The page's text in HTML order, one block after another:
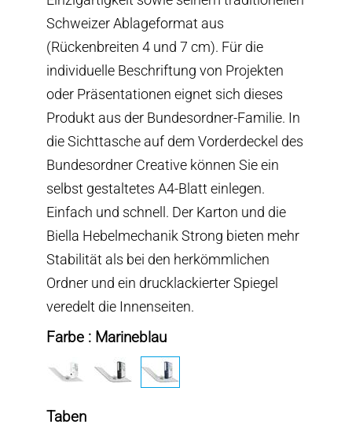
Schweizer Ablageformat aus
(Rückenbreiten 4 und 7 cm). Für die
individuelle Beschriftung von Projekten
oder Präsentationen eignet sich dieses
Produkt aus der Bundesordner-Familie. In
die Sichttasche auf dem Vorderdeckel des
Bundesordner Creative können Sie ein
selbst gestaltetes A4-Blatt einlegen.
Einfach und schnell. Der Karton und die
Biella Hebelmechanik Strong bieten mehr
Stabilität als bei den herkömmlichen
Ordner und ein drucklackierter Spiegel
veredelt die Innenseiten.
Farbe : Marineblau
Taben